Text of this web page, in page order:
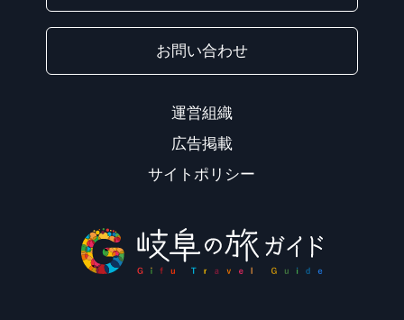
お問い合わせ
運営組織
広告掲載
サイトポリシー